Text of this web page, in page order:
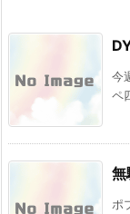
今
ペ
無
ポ